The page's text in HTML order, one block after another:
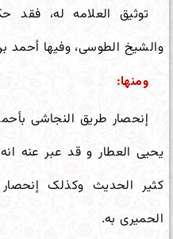
توثیق العلامه له،
والشیخ الطوسی، وفیها أحمد
ومنها:
إنحصار طریق النجاشی
یحیی العطار و قد عبر عنه
کثیر الحدیث وکذلک
الحمیری به.